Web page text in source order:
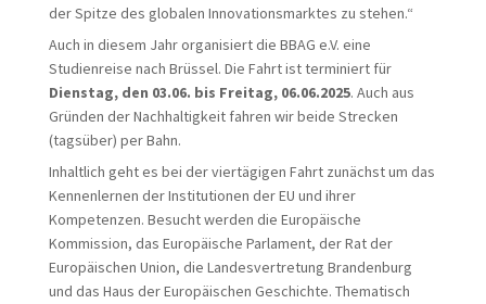
der Spitze des globalen Innovationsmarktes zu stehen.“
Auch in diesem Jahr organisiert die BBAG e.V. eine
Studienreise nach Brüssel. Die Fahrt ist terminiert für
Dienstag, den 03.06. bis Freitag, 06.06.2025. Auch aus
Gründen der Nachhaltigkeit fahren wir beide Strecken
(tagsüber) per Bahn.
Inhaltlich geht es bei der viertägigen Fahrt zunächst um das
Kennenlernen der Institutionen der EU und ihrer
Kompetenzen. Besucht werden die Europäische
Kommission, das Europäische Parlament, der Rat der
Europäischen Union, die Landesvertretung Brandenburg
und das Haus der Europäischen Geschichte. Thematisch